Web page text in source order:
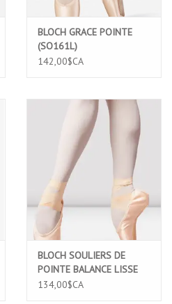
BLOCH GRACE POINTE
(SO161L)
142,00$CA
BLOCH SOULIERS DE
POINTE BALANCE LISSE
(ES0162L)
134,00$CA